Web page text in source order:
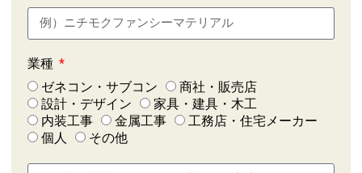
業種
ゼネコン・サブコン
商社・販売店
設計・デザイン
家具・建具・木工
内装工事
金属工事
工務店・住宅メーカー
個人
その他